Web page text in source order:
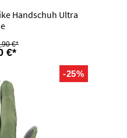
Handschuh Ultra
€*
€*
-25%